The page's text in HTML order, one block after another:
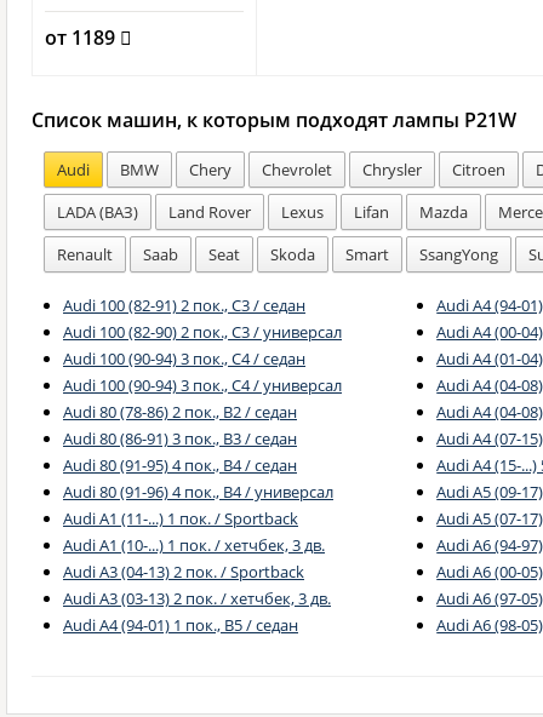
от 1189
Список машин, к которым подходят лампы P21W
Audi BMW Chery Chevrolet Chrysler Citroen
LADA (ВАЗ)
Land Rover Lexus Lifan Mazda
Renault
Saab Seat Skoda Smart SsangYong
Audi 100 (82-91) 2 пок., C3 / седан
Audi 100 (82-90) 2 пок., C3 / универсал
Audi 100 (90-94) 3 пок., C4 / седан
Audi 100 (90-94) 3 пок., C4 / универсал
Audi 80 (78-86) 2 пок., B2 / седан
Audi 80 (86-91) 3 пок., B3 / седан
Audi 80 (91-95) 4 пок., B4 / седан
Audi 80 (91-96) 4 пок., B4 / универсал
Audi A1 (11-...) 1 пок. / Sportback
Audi A1 (10-...) 1 пок. / хетчбек, 3 дв.
Audi A3 (04-13) 2 пок. / Sportback
Audi A3 (03-13) 2 пок. / хетчбек, 3 дв.
Audi A4 (94-01) 1 пок., B5 / седан
Audi A4 (94-
Audi A4 (00-
Audi A4 (01-
Audi A4 (04-
Audi A4 (04-
Audi A4 (07-
Audi A4 (15-
Audi A5 (09-
Audi A5 (07-
Audi A6 (94-
Audi A6 (00-
Audi A6 (97-
Audi A6 (98-